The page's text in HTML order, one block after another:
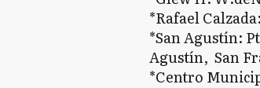
*Rafael
*San Agustín:
Agustín, San
*Centro